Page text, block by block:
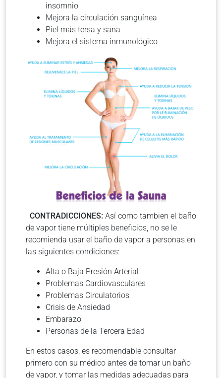
insomnio
Mejora la circulación sanguínea
Piel más tersa y sana
Mejora el sistema inmunológico
CONTRADICCIONES: Así como tambien el baño
de vapor tiene múltiples beneficios, no se le
recomienda usar el baño de vapor a personas en
las siguientes condiciones:
Alta o Baja Presión Arterial
Problemas Cardiovasculares
Problemas Circulatorios
Crisis de Ansiedad
Embarazo
Personas de la Tercera Edad
En estos casos, es recomendable consultar
primero con su médico antes de tomar un baño
de vapor, y tomar las medidas adecuadas para